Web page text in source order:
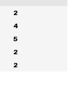
2
4
5
2
2